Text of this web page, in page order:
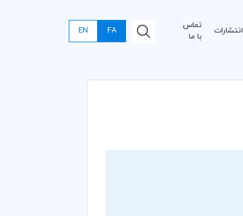
انتشارات
تماس
با ما
FA
EN